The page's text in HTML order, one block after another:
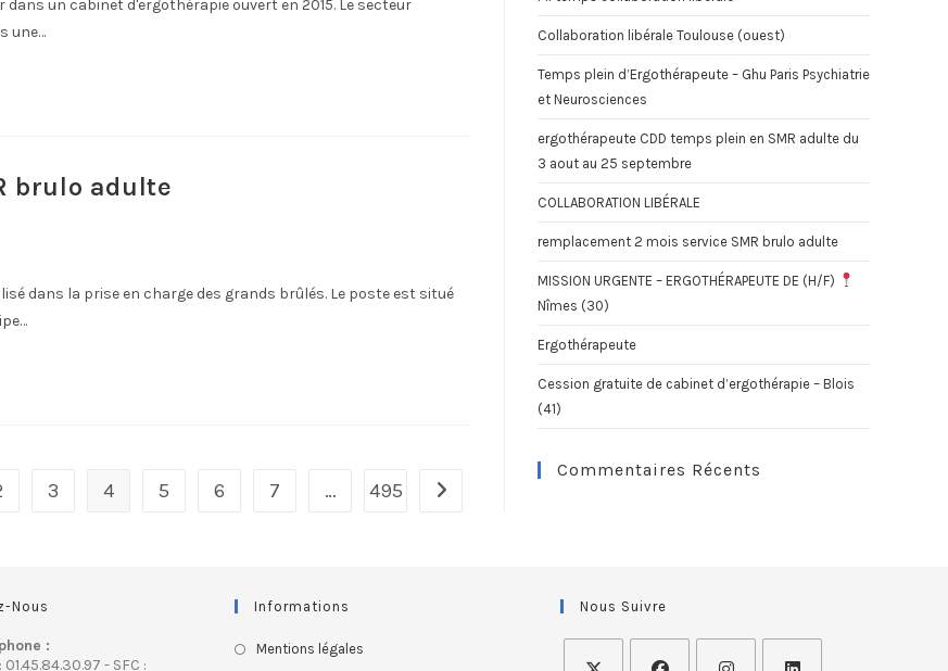
un cabinet d'ergothérapie ouvert en 2015. Le secteur
une…
brulo adulte
dans la prise en charge des grands brûlés. Le poste est situé
3 4 5 6 7 … 495
Collaboration libérale Toulouse (ouest)
Temps plein d’Ergothérapeute – Ghu Paris Psychiatrie
et Neurosciences
ergothérapeute CDD temps plein en SMR adulte du
3 aout au 25 septembre
COLLABORATION LIBÉRALE
remplacement 2 mois service SMR brulo adulte
MISSION URGENTE – ERGOTHÉRAPEUTE DE (H/F)
Nîmes (30)
Ergothérapeute
Cession gratuite de cabinet d’ergothérapie – Blois
(41)
Commentaires Récents
Nous
:
01.45.84.30.97 - SFC :
Informations
Mentions légales
Nous Suivre